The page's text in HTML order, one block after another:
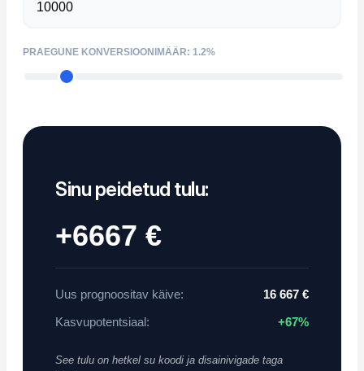
PRAEGUNE KONVERSIOONIMÄÄR: 1.2%
Sinu peidetud tulu:
+6667 €
Uus prognoositav käive:
16 667 €
Kasvupotentsiaal:
+67%
See tulu on hetkel su koodi ja disainivigade taga